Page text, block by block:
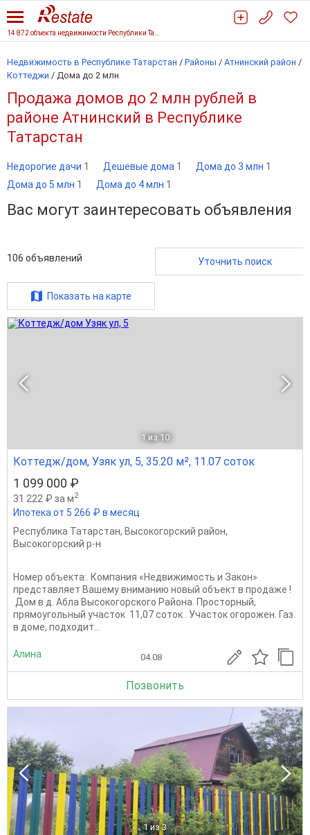
Недвижимость в Республике Татарстан / Районы / Атнинский район /
Коттеджи / Дома до 2 млн
Продажа домов до 2 млн рублей в
районе Атнинский в Республике
Татарстан
Недорогие дачи 1 Дешевые дома 1 Дома до 3 млн 1
Дома до 5 млн 1 Дома до 4 млн 1
Вас могут заинтересовать объявления
106 объявлений Уточнить поиск
Показать на карте
1 из 10
Коттедж/дом, Узяк ул, 5, 35.20 м², 11.07 соток
1 099 000 ₽
31 222 ₽ за м2
Ипотека от 5 266 ₽ в месяц
Республика Татарстан, Высокогорский район,
Высокогорский р-н
Номер объекта:. Компания «Недвижимость и Закон»
представляет Вашему вниманию новый объект в продаже ! ​​​​​​​​​​​​​​
Дом в д. Абла Высокогорского Района. Просторный,
прямоугольный участок 11,07 соток . Участок огорожен. Газ
в доме, подходит...
Алина 04.08
Позвонить
1 из 3